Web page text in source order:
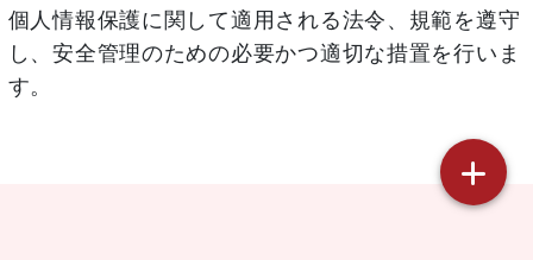
個人情報保護に関して適用される法令、規範を遵守
し、安全管理のための必要かつ適切な措置を行いま
す。